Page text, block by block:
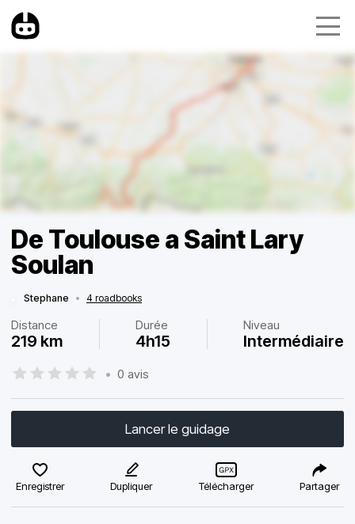
De Toulouse a Saint Lary
Soulan
Stephane • 4 roadbooks
Distance
219 km
Durée
4h15
Niveau
Intermédiaire
• 0 avis
Lancer le guidage
Enregistrer Dupliquer Télécharger Partager